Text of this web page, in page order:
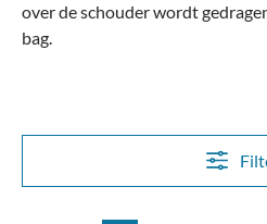
over de schouder wordt
bag.